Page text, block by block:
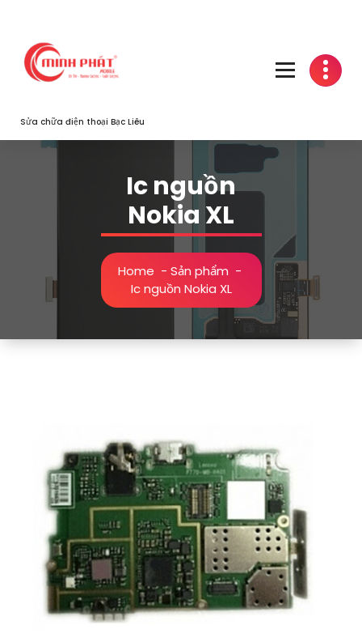
content
Sửa chữa điện thoại Bạc Liêu
Ic nguồn
Nokia XL
Home - Sản phẩm -
Ic nguồn Nokia XL